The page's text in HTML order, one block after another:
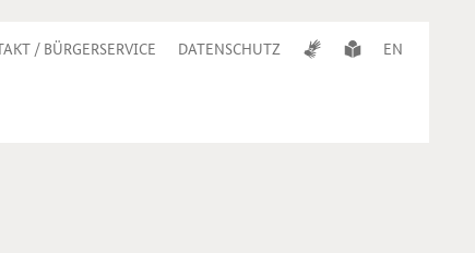
/ BÜRGERSERVICE DATENSCHUTZ EN